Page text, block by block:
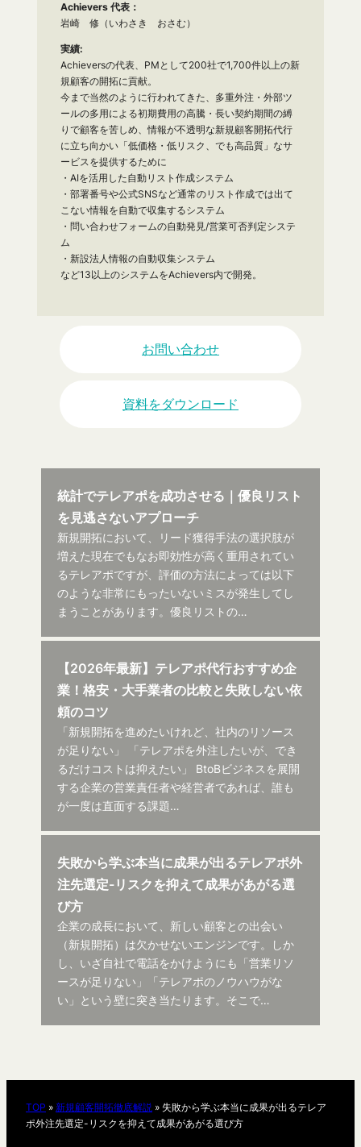
Achievers 代表：
岩崎 修（いわさき おさむ）
実績:
Achieversの代表、PMとして200社で1,700件以上の新
規顧客の開拓に貢献。
今まで当然のように行われてきた、多重外注・外部ツ
ールの多用による初期費用の高騰・長い契約期間の縛
りで顧客を苦しめ、情報が不透明な新規顧客開拓代行
に立ち向かい「低価格・低リスク、でも高品質」なサ
ービスを提供するために
・AIを活用した自動リスト作成システム
・部署番号や公式SNSなど通常のリスト作成では出て
こない情報を自動で収集するシステム
・問い合わせフォームの自動発見/営業可否判定システ
ム
・新設法人情報の自動収集システム
など13以上のシステムをAchievers内で開発。
お問い合わせ
資料をダウンロード
統計でテレアポを成功させる｜優良リスト
を見逃さないアプローチ
新規開拓において、リード獲得手法の選択肢が
増えた現在でもなお即効性が高く重用されてい
るテレアポですが、評価の方法によっては以下
のような非常にもったいないミスが発生してし
まうことがあります。優良リストの…
【2026年最新】テレアポ代行おすすめ企
業！格安・大手業者の比較と失敗しない依
頼のコツ
「新規開拓を進めたいけれど、社内のリソース
が足りない」 「テレアポを外注したいが、でき
るだけコストは抑えたい」 BtoBビジネスを展開
する企業の営業責任者や経営者であれば、誰も
が一度は直面する課題…
失敗から学ぶ本当に成果が出るテレアポ外
注先選定-リスクを抑えて成果があがる選
び方
企業の成長において、新しい顧客との出会い
（新規開拓）は欠かせないエンジンです。しか
し、いざ自社で電話をかけようにも「営業リソ
ースが足りない」「テレアポのノウハウがな
い」という壁に突き当たります。そこで…
TOP » 新規顧客開拓徹底解説 » 失敗から学ぶ本当に成果が出るテレア
ポ外注先選定-リスクを抑えて成果があがる選び方